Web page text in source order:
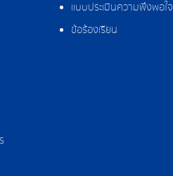
แบบประเมินความพึงพอใจ
ข้อร้องเรียน